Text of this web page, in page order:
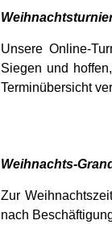
Unsere Online-
Siegen und
Terminübersicht
Weihnachts-
Zur
nach